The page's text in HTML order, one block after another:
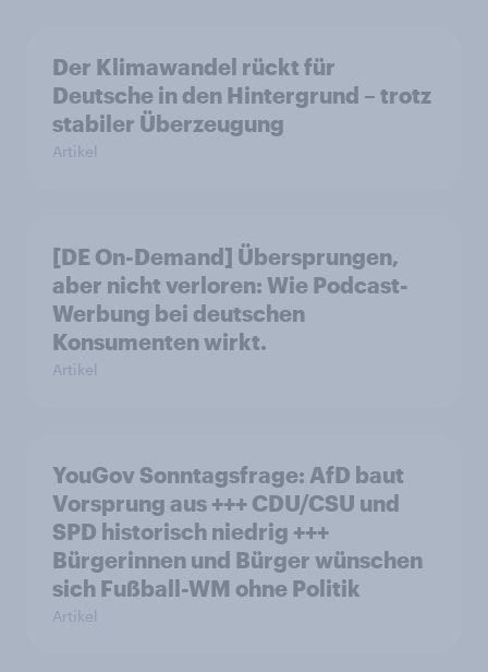
Der Klimawandel rückt für
Deutsche in den Hintergrund – trotz
stabiler Überzeugung
Artikel
[DE On-Demand] Übersprungen,
aber nicht verloren: Wie Podcast-
Werbung bei deutschen
Konsumenten wirkt.
Artikel
YouGov Sonntagsfrage: AfD baut
Vorsprung aus +++ CDU/CSU und
SPD historisch niedrig +++
Bürgerinnen und Bürger wünschen
sich Fußball-WM ohne Politik
Artikel